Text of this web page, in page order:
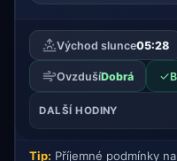
Východ slunce05:28
OvzdušíDobrá ✓
DALŠÍ HODINY
Tip: Příjemné podmínky